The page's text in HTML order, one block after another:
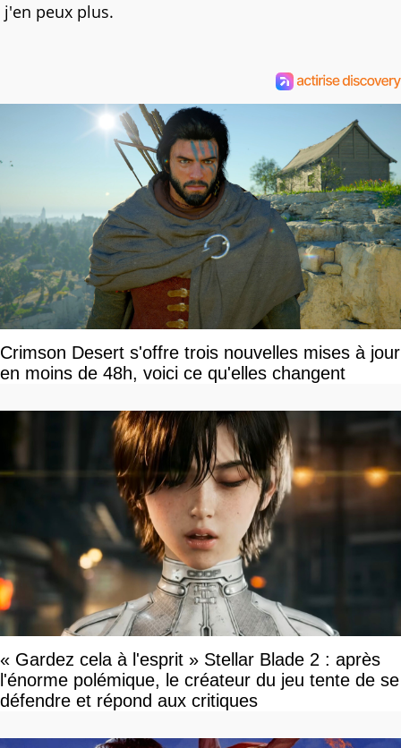
j'en peux plus.
Crimson Desert s'offre trois nouvelles mises à jour
en moins de 48h, voici ce qu'elles changent
« Gardez cela à l'esprit » Stellar Blade 2 : après
l'énorme polémique, le créateur du jeu tente de se
défendre et répond aux critiques